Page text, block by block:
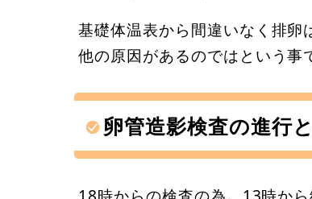
基礎体温表から間違いなく排卵
他の原因があるのではという事
卵管造影検査の進行